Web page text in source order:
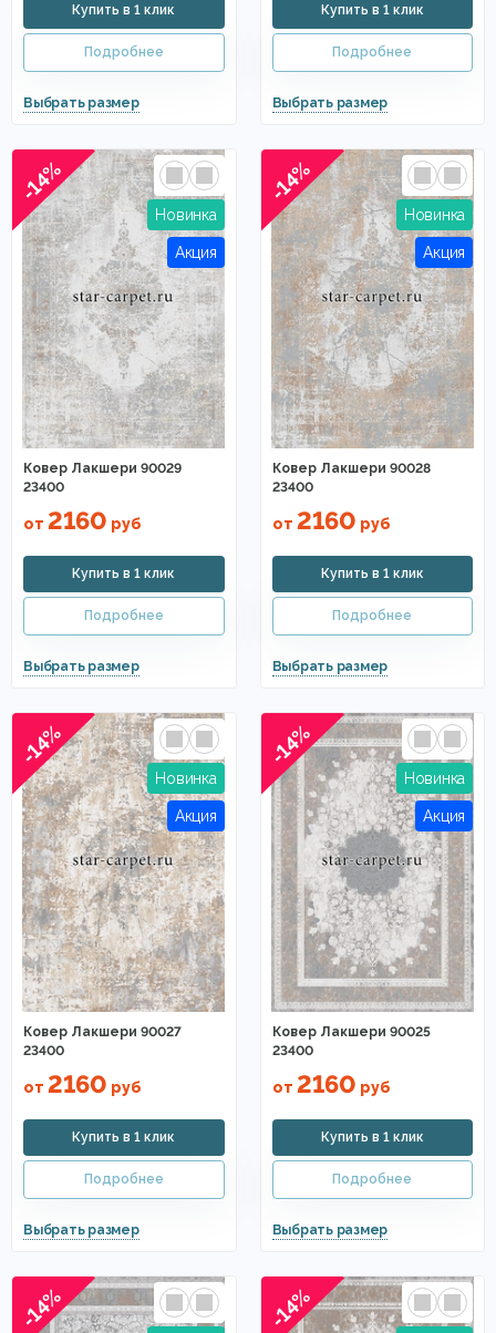
-14%
Ковер Лакшери 90029
23400
от 2160 руб
-14%
Ковер Лакшери 90028
23400
от 2160 руб
-14%
Ковер Лакшери 90027
23400
от 2160 руб
-14%
Ковер Лакшери 90025
23400
от 2160 руб
-14% -14%